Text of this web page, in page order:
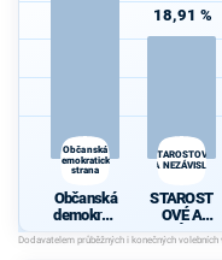
Občanská
demokratická
strana
Občanská
demokrati
cká strana
18,91 %
STAROSTOVÉ
A NEZÁVISLÍ
STAROST
OVÉ A
NEZÁVISL
Í